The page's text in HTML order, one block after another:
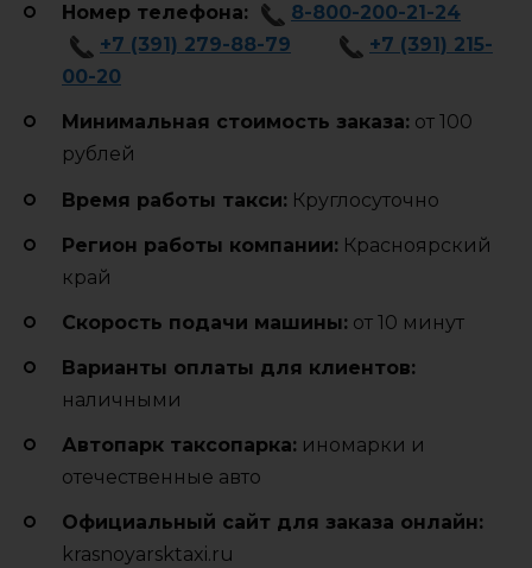
Номер телефона:
8-800-200-21-24
+7 (391) 279-88-79
+7 (391) 215-
00-20
Минимальная стоимость заказа: от 100
рублей
Время работы такси: Круглосуточно
Регион работы компании: Красноярский
край
Cкорость подачи машины: от 10 минут
Варианты оплаты для клиентов:
наличными
Автопарк таксопарка: иномарки и
отечественные авто
Официальный сайт для заказа онлайн:
krasnoyarsktaxi.ru